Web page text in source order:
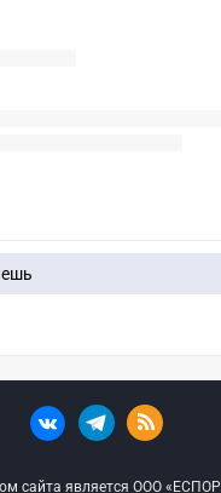
сайта является ООО